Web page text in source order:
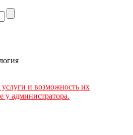
и возможность их
у администратора.